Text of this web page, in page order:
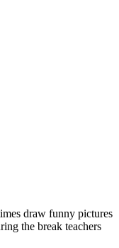
draw funny pictures
the break teachers